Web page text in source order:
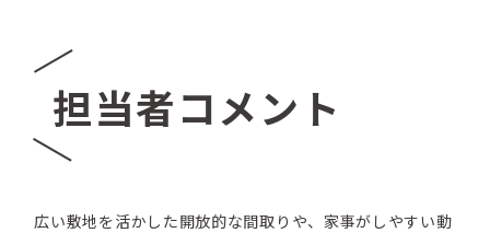
担当者コメント
広い敷地を活かした開放的な間取りや、家事がしやすい動